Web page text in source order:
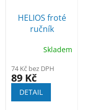
HELIOS froté
ručník
500gr
Skladem
74 Kč bez DPH
89 Kč
DETAIL